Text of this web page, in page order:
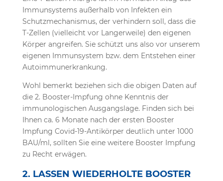
Immunsystems außerhalb von Infekten ein
Schutzmechanismus, der verhindern soll, dass die
T-Zellen (vielleicht vor Langerweile) den eigenen
Körper angreifen. Sie schützt uns also vor unserem
eigenen Immunsystem bzw. dem Entstehen einer
Autoimmunerkrankung.
Wohl bemerkt beziehen sich die obigen Daten auf
die 2. Booster-Impfung ohne Kenntnis der
immunologischen Ausgangslage. Finden sich bei
Ihnen ca. 6 Monate nach der ersten Booster
Impfung Covid-19-Antikörper deutlich unter 1000
BAU/ml, sollten Sie eine weitere Booster Impfung
zu Recht erwägen.
2. LASSEN WIEDERHOLTE BOOSTER